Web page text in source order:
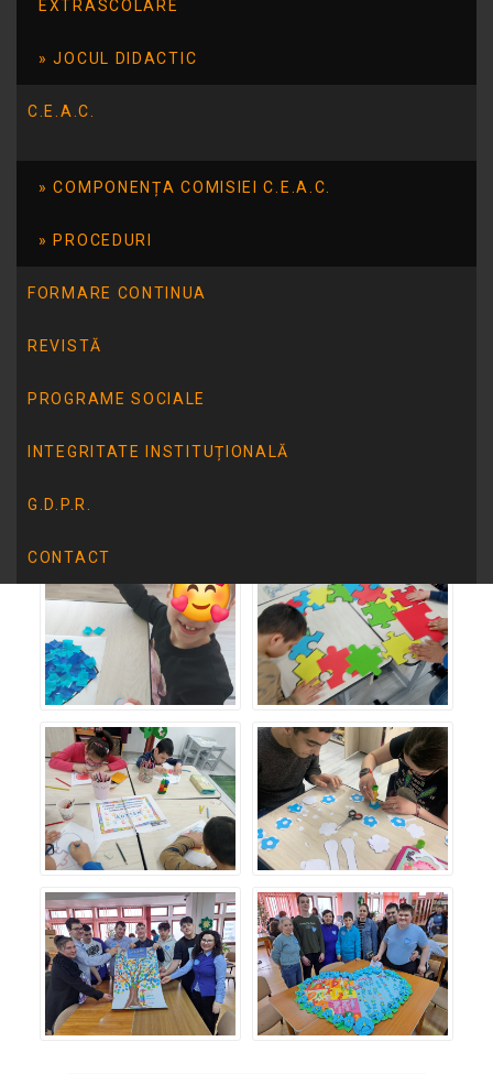
EXTRASCOLARE
JOCUL DIDACTIC
C.E.A.C.
COMPONENȚA COMISIEI C.E.A.C.
PROCEDURI
FORMARE CONTINUA
REVISTĂ
PROGRAME SOCIALE
INTEGRITATE INSTITUȚIONALĂ
G.D.P.R.
CONTACT
„Pentru noi contează mult astfel de
acceptați, nu judecați.”
„Este important ca lumea să înțeleagă că
valoroși.”